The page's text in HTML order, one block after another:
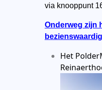
via knooppunt
Onderweg zijn
Het